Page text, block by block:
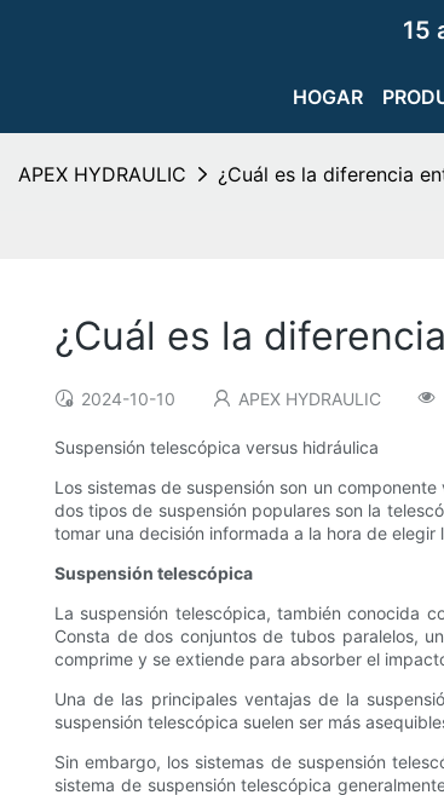
15
HOGAR
APEX HYDRAULIC ¿Cuál es la diferencia
¿Cuál es la
2024-10-10 APEX HYDRAULIC
Suspensión telescópica versus hidráulica
Los sistemas de suspensión son un
dos tipos de suspensión populares son la
tomar una decisión informada a la hora de
Suspensión telescópica
La suspensión telescópica, también conocida
Consta de dos conjuntos de tubos paralelos,
comprime y se extiende para absorber el
Una de las principales ventajas de la
suspensión telescópica suelen ser más
Sin embargo, los sistemas de suspensión
sistema de suspensión telescópica